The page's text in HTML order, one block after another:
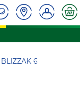
BLIZZAK 6